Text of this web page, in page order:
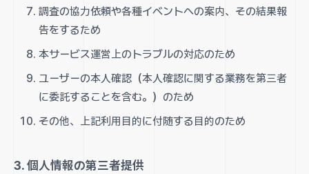
調査の協力依頼や各種イベントへの案内、その結果報
告をするため
本サービス運営上のトラブルの対応のため
ユーザーの本人確認（本人確認に関する業務を第三者
に委託することを含む。）のため
その他、上記利用目的に付随する目的のため
3. 個人情報の第三者提供